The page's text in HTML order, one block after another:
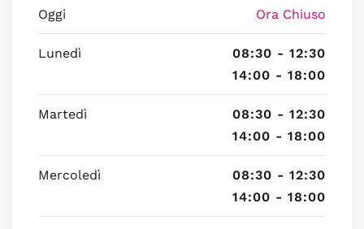
Oggi Ora Chiuso
Lunedì
08:30 - 12:30
14:00 - 18:00
Martedì
08:30 - 12:30
14:00 - 18:00
Mercoledì
08:30 - 12:30
14:00 - 18:00